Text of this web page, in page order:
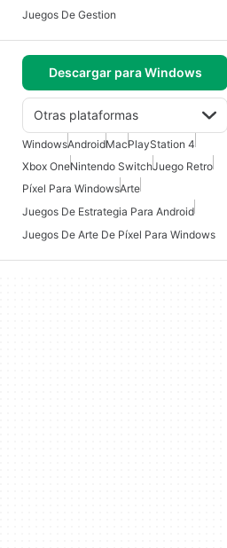
Juegos De Gestion
Descargar para Windows
Otras plataformas
WindowsAndroidMacPlayStation 4
Xbox OneNintendo SwitchJuego Retro
Píxel Para WindowsArte
Juegos De Estrategia Para Android
Juegos De Arte De Píxel Para Windows